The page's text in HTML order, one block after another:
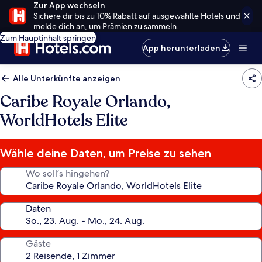
Zur App wechseln
Sichere dir bis zu 10% Rabatt auf ausgewählte Hotels und
melde dich an, um Prämien zu sammeln.
Zum Hauptinhalt springen
App herunterladen
Alle Unterkünfte anzeigen
Caribe Royale Orlando,
WorldHotels Elite
Wähle deine Daten, um Preise zu sehen
Wo soll’s hingehen?
Daten
Gäste